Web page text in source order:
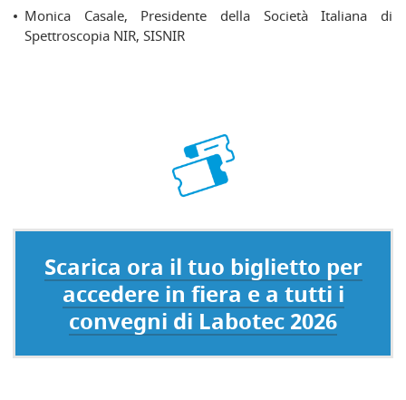
Monica Casale, Presidente della Società Italiana di
Spettroscopia NIR, SISNIR
Scarica ora il tuo biglietto per
accedere in fiera e a tutti i
convegni di Labotec 2026